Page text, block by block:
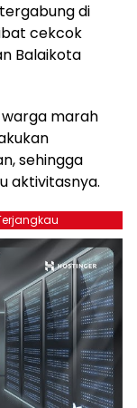
di
cekcok
Balaikota
warga marah
sehingga
aktivitasnya.